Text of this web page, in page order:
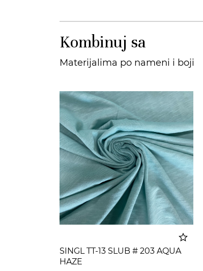
Kombinuj sa
Materijalima po nameni i boji
SINGL TT-13 SLUB # 203 AQUA
HAZE